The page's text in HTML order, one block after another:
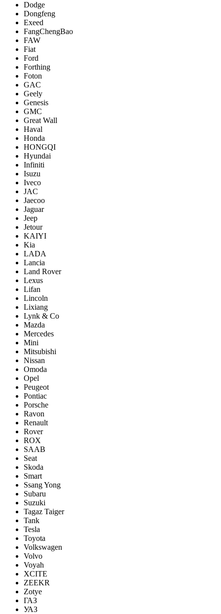
Dodge
Dongfeng
Exeed
FangChengBao
FAW
Fiat
Ford
Forthing
Foton
GAC
Geely
Genesis
GMC
Great Wall
Haval
Honda
HONGQI
Hyundai
Infiniti
Isuzu
Iveco
JAC
Jaecoo
Jaguar
Jeep
Jetour
KAIYI
Kia
LADA
Lancia
Land Rover
Lexus
Lifan
Lincoln
Lixiang
Lynk & Co
Mazda
Mercedes
Mini
Mitsubishi
Nissan
Omoda
Opel
Peugeot
Pontiac
Porsсhe
Ravon
Renault
Rover
ROX
SAAB
Seat
Skoda
Smart
Ssang Yong
Subaru
Suzuki
Tagaz Taiger
Tank
Tesla
Toyota
Volkswagen
Volvo
Voyah
XCITE
ZEEKR
Zotye
ГАЗ
УАЗ